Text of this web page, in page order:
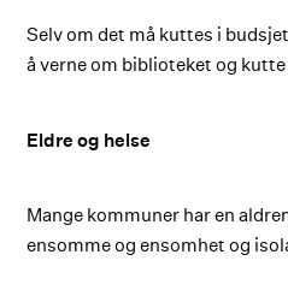
Selv om det må kuttes i
å verne om biblioteket og
Eldre og helse
Mange kommuner har en
ensomme og ensomhet og